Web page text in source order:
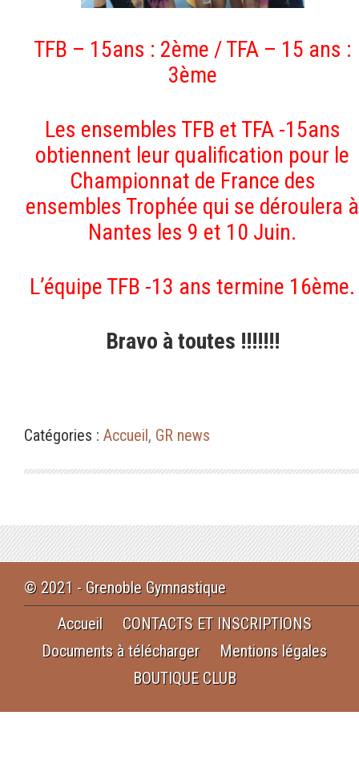
TFB – 15ans : 2ème / TFA – 15 ans :
3ème
Les ensembles TFB et TFA -15ans
obtiennent leur qualification pour le
Championnat de France des
ensembles Trophée qui se déroulera à
Nantes les 9 et 10 Juin.
L’équipe TFB -13 ans termine 16ème.
Bravo à toutes !!!!!!!
Catégories : Accueil, GR news
© 2021 - Grenoble Gymnastique
Accueil
CONTACTS ET INSCRIPTIONS
Documents à télécharger
Mentions légales
BOUTIQUE CLUB